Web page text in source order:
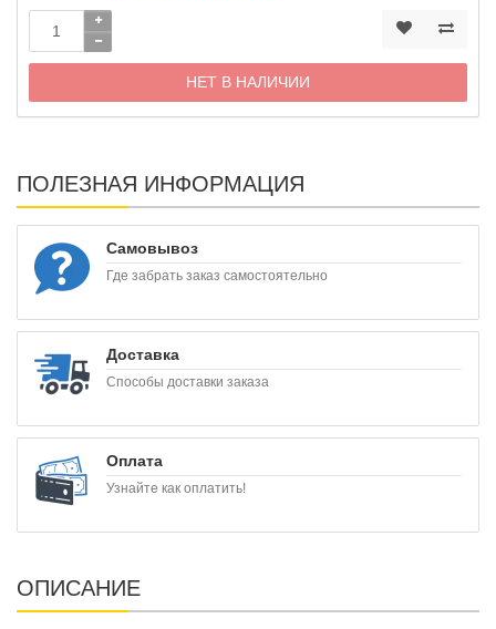
НЕТ В НАЛИЧИИ
ПОЛЕЗНАЯ ИНФОРМАЦИЯ
Самовывоз
Где забрать заказ самостоятельно
Доставка
Способы доставки заказа
Оплата
Узнайте как оплатить!
ОПИСАНИЕ